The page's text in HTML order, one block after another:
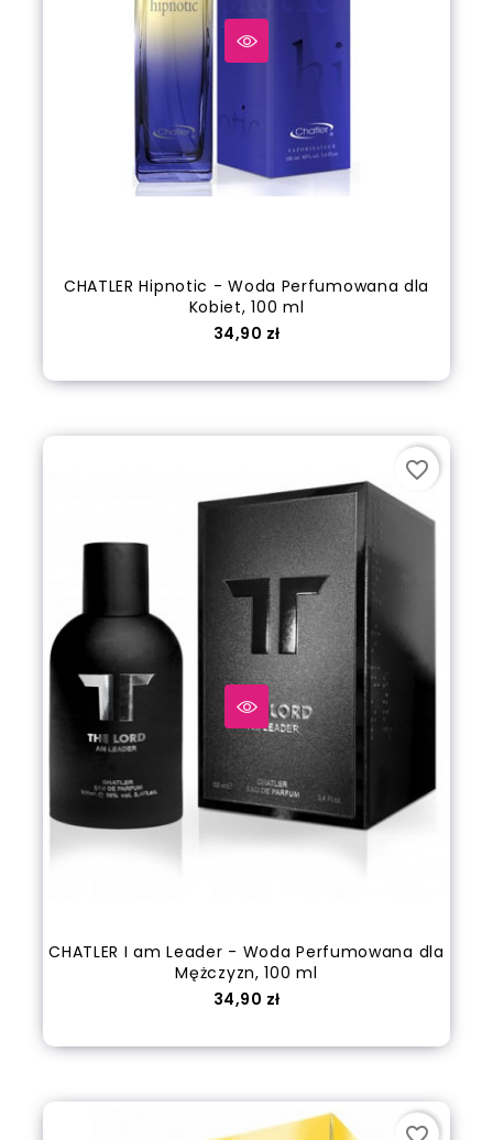
CHATLER Hipnotic - Woda Perfumowana dla
Kobiet, 100 ml
Cena
34,90 zł
CHATLER I am Leader - Woda Perfumowana dla
Mężczyzn, 100 ml
Cena
34,90 zł
favorite_border